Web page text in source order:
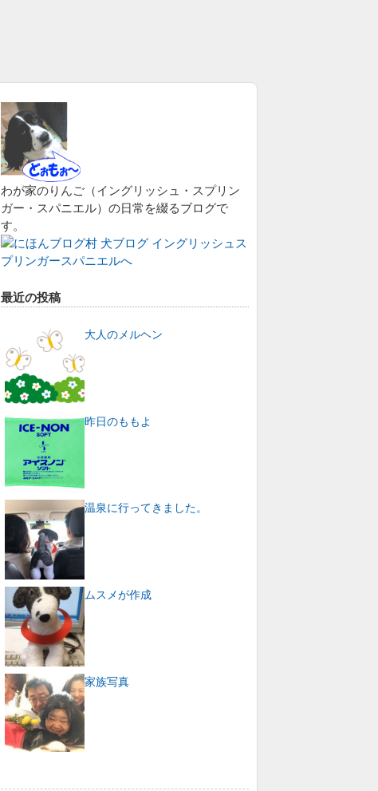
わが家のりんご（イングリッシュ・スプリン
ガー・スパニエル）の日常を綴るブログで
す。
最近の投稿
大人のメルヘン
昨日のももよ
温泉に行ってきました。
ムスメが作成
家族写真